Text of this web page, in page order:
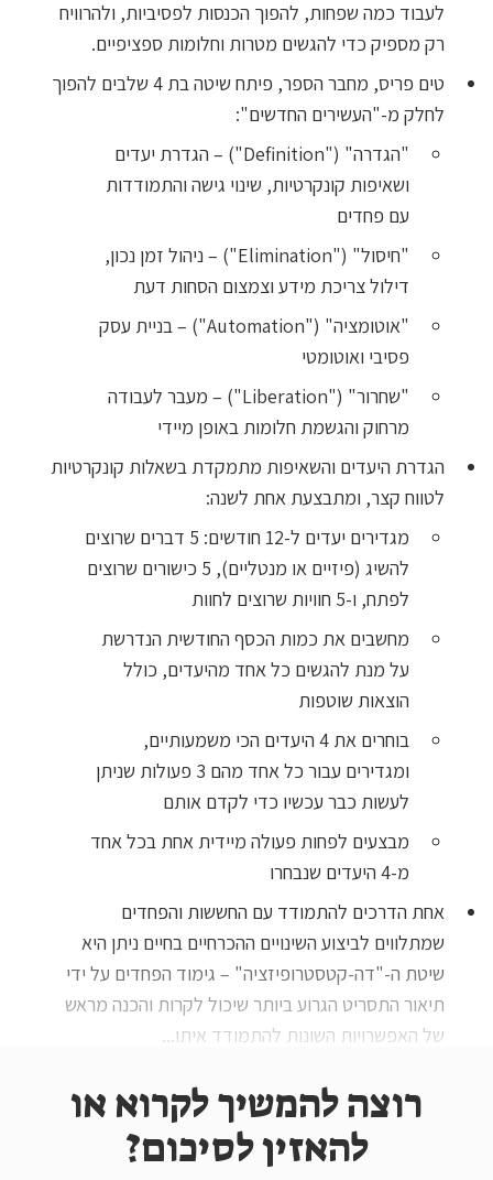
לעבוד כמה שפחות, להפוך הכנסות לפסיביות, ולהרוויח
רק מספיק כדי להגשים מטרות וחלומות ספציפיים.
טים פריס, מחבר הספר, פיתח שיטה בת 4 שלבים להפוך
לחלק מ-"העשירים החדשים":
"הגדרה" ("Definition") – הגדרת יעדים
ושאיפות קונקרטיות, שינוי גישה והתמודדות
עם פחדים
"חיסול" ("Elimination") – ניהול זמן נכון,
דילול צריכת מידע וצמצום הסחות דעת
"אוטומציה" ("Automation") – בניית עסק
פסיבי ואוטומטי
"שחרור" ("Liberation") – מעבר לעבודה
מרחוק והגשמת חלומות באופן מיידי
הגדרת היעדים והשאיפות מתמקדת בשאלות קונקרטיות
לטווח קצר, ומתבצעת אחת לשנה:
מגדירים יעדים ל-12 חודשים: 5 דברים שרוצים
להשיג (פיזיים או מנטליים), 5 כישורים שרוצים
לפתח, ו-5 חוויות שרוצים לחוות
מחשבים את כמות הכסף החודשית הנדרשת
על מנת להגשים כל אחד מהיעדים, כולל
הוצאות שוטפות
בוחרים את 4 היעדים הכי משמעותיים,
ומגדירים עבור כל אחד מהם 3 פעולות שניתן
לעשות כבר עכשיו כדי לקדם אותם
מבצעים לפחות פעולה מיידית אחת בכל אחד
מ-4 היעדים שנבחרו
אחת הדרכים להתמודד עם החששות והפחדים
שמתלווים לביצוע השינויים ההכרחיים בחיים ניתן היא
שיטת ה-"דה-קטסטרופיזציה" – גימוד הפחדים על ידי
תיאור התסריט הגרוע ביותר שיכול לקרות והכנה מראש
של האפשרויות השונות להתמודד איתו...
רוצה להמשיך לקרוא או
להאזין לסיכום?